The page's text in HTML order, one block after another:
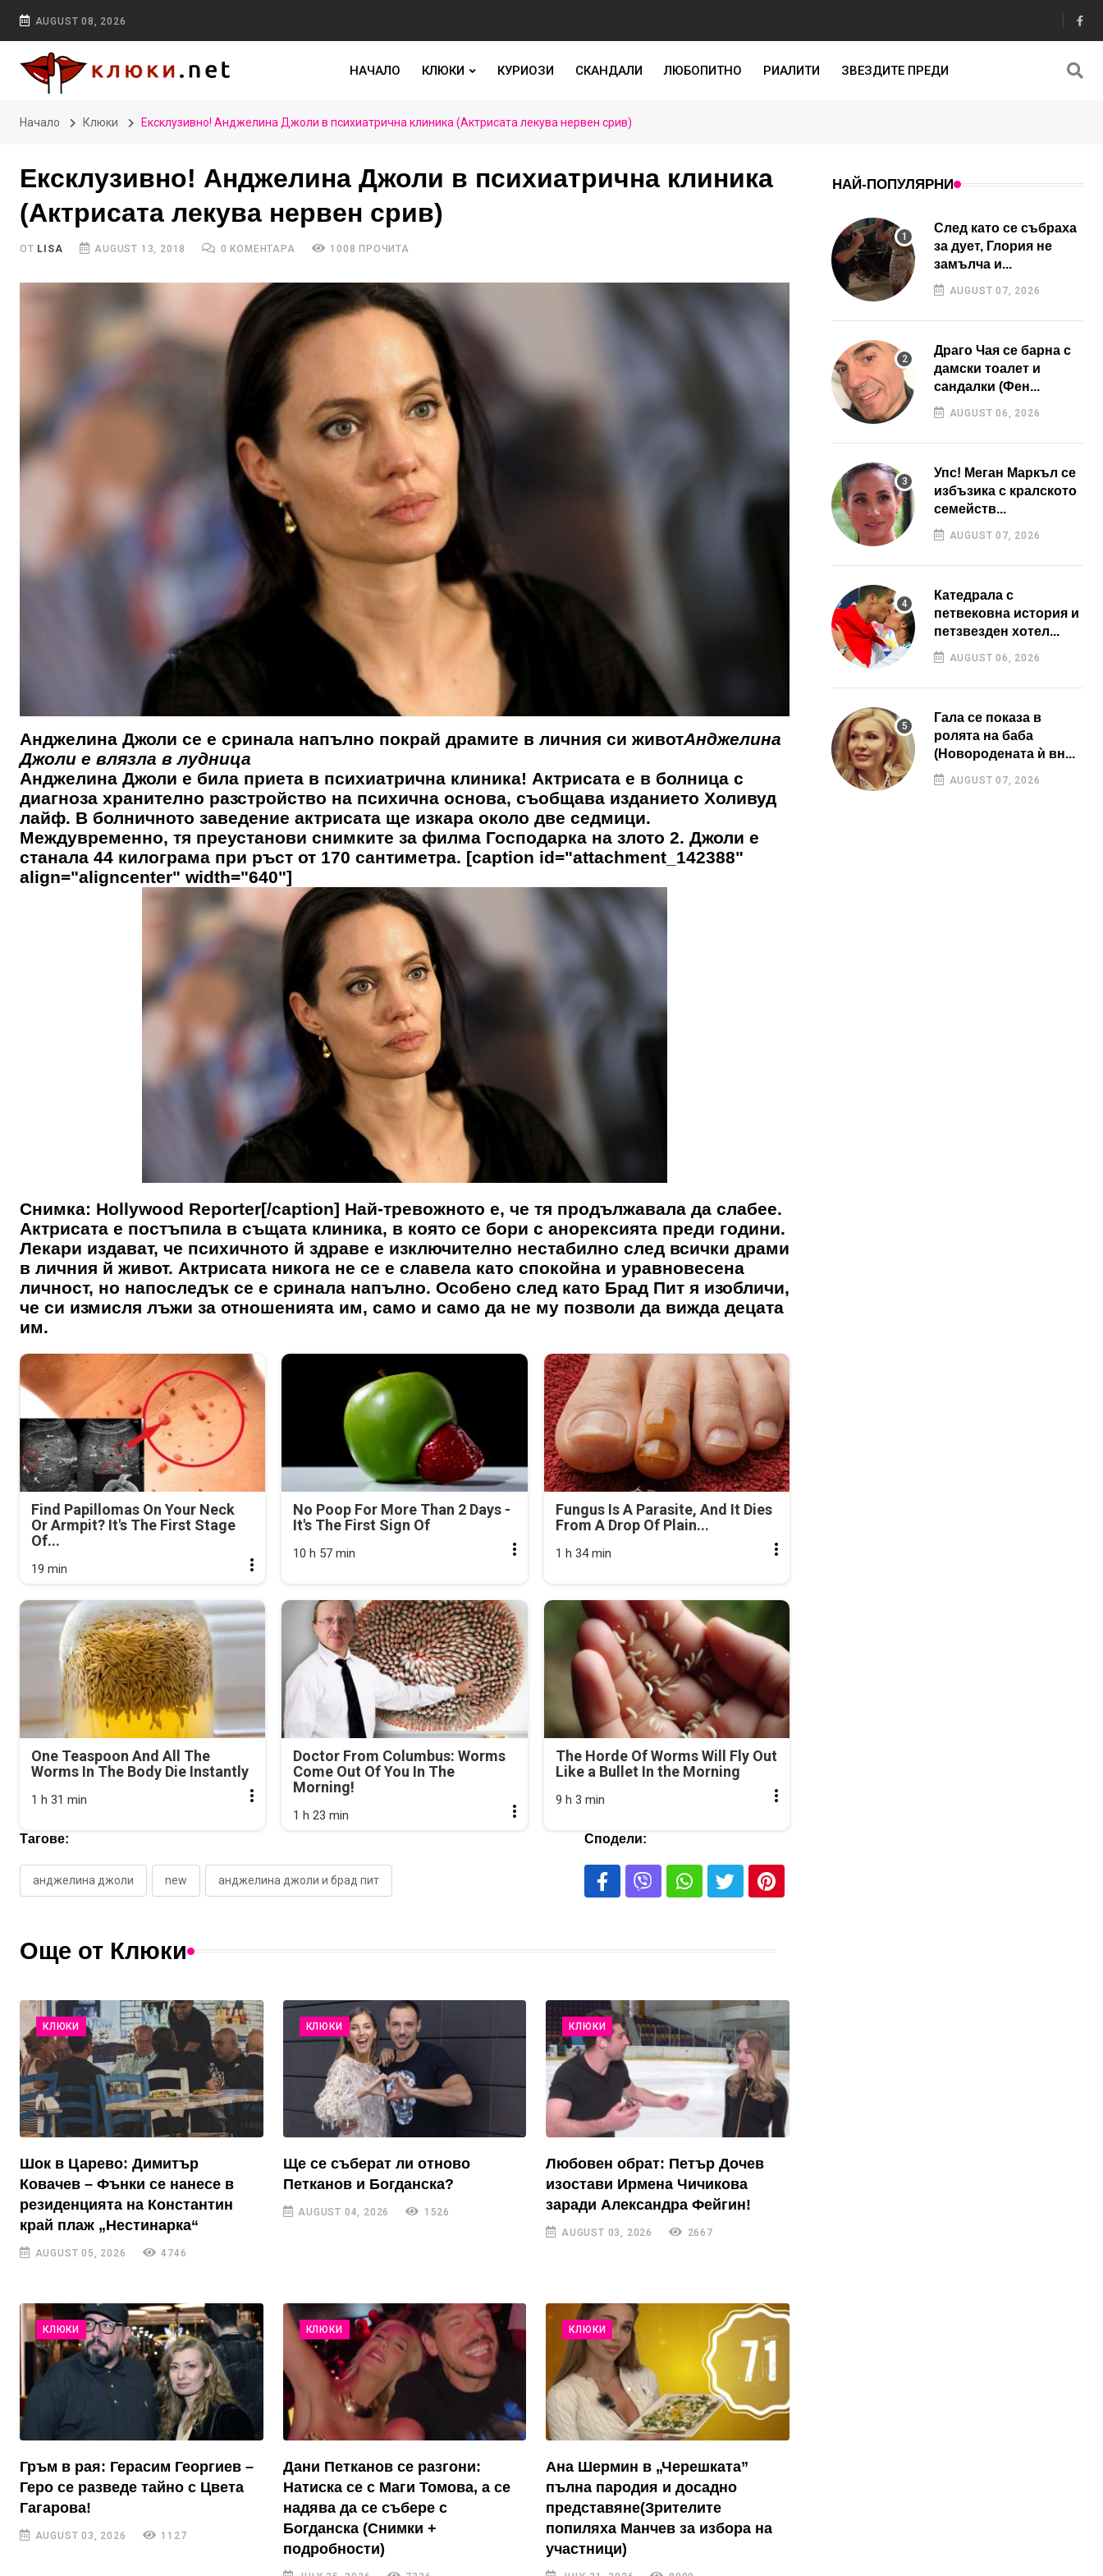
AUGUST 08, 2026
НАЧАЛО КЛЮКИ КУРИОЗИ СКАНДАЛИ ЛЮБОПИТНО РИАЛИТИ ЗВЕЗДИТЕ ПРЕДИ
Начало Клюки Ексклузивно! Анджелина Джоли в психиатрична клиника (Актрисата лекува нервен срив)
Ексклузивно! Анджелина Джоли в психиатрична клиника
(Актрисата лекува нервен срив)
ОТ LISA AUGUST 13, 2018 0 КОМЕНТАРА 1008 ПРОЧИТА
Анджелина Джоли се е сринала напълно покрай драмите в личния си животАнджелина
Джоли е влязла в лудница
Анджелина Джоли е била приета в психиатрична клиника! Актрисата е в болница с
диагноза хранително разстройство на психична основа, съобщава изданието Холивуд
лайф. В болничното заведение актрисата ще изкара около две седмици.
Междувременно, тя преустанови снимките за филма Господарка на злото 2. Джоли е
станала 44 килограма при ръст от 170 сантиметра. [caption id="attachment_142388"
align="aligncenter" width="640"]
Снимка: Hollywood Reporter[/caption] Най-тревожното е, че тя продължавала да слабее.
Актрисата е постъпила в същата клиника, в която се бори с анорексията преди години.
Лекари издават, че психичното й здраве е изключително нестабилно след всички драми
в личния й живот. Актрисата никога не се е славела като спокойна и уравновесена
личност, но напоследък се е сринала напълно. Особено след като Брад Пит я изобличи,
че си измисля лъжи за отношенията им, само и само да не му позволи да вижда децата
им.
Find Papillomas On Your Neck
Or Armpit? It's The First Stage
Of...
19 min
No Poop For More Than 2 Days -
It's The First Sign Of
10 h 57 min
Fungus Is A Parasite, And It Dies
From A Drop Of Plain...
1 h 34 min
One Teaspoon And All The
Worms In The Body Die Instantly
1 h 31 min
Doctor From Columbus: Worms
Come Out Of You In The
Morning!
1 h 23 min
The Horde Of Worms Will Fly Out
Like a Bullet In the Morning
9 h 3 min
Тагове:
анджелина джоли new анджелина джоли и брад пит
Сподели:
Още от Клюки
КЛЮКИ
Шок в Царево: Димитър
Ковачев – Фънки се нанесе в
резиденцията на Константин
край плаж „Нестинарка“
AUGUST 05, 2026 4746
КЛЮКИ
Ще се съберат ли отново
Петканов и Богданска?
AUGUST 04, 2026 1526
КЛЮКИ
Любовен обрат: Петър Дочев
изостави Ирмена Чичикова
заради Александра Фейгин!
AUGUST 03, 2026 2667
КЛЮКИ
Гръм в рая: Герасим Георгиев –
Геро се разведе тайно с Цвета
Гагарова!
AUGUST 03, 2026 1127
КЛЮКИ
Дани Петканов се разгони:
Натиска се с Маги Томова, а се
надява да се събере с
Богданска (Снимки +
подробности)
КЛЮКИ
Ана Шермин в „Черешката”
пълна пародия и досадно
представяне(Зрителите
попиляха Манчев за избора на
участници)
НАЙ-ПОПУЛЯРНИ
След като се събраха
за дует, Глория не
замълча и...
AUGUST 07, 2026
Драго Чая се барна с
дамски тоалет и
сандалки (Фен...
AUGUST 06, 2026
Упс! Меган Маркъл се
избъзика с кралското
семейств...
AUGUST 07, 2026
Катедрала с
петвековна история и
петзвезден хотел...
AUGUST 06, 2026
Гала се показа в
ролята на баба
(Новородената ѝ вн...
AUGUST 07, 2026